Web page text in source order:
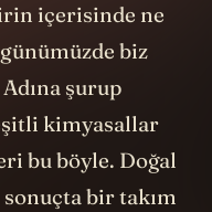
içerisinde ne
biz
şurup
kimyasallar
bu böyle. Doğal
bir takım